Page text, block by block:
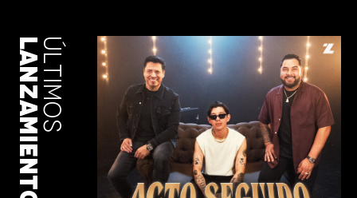
ÚLTIMOS
LANZAMIENTOS